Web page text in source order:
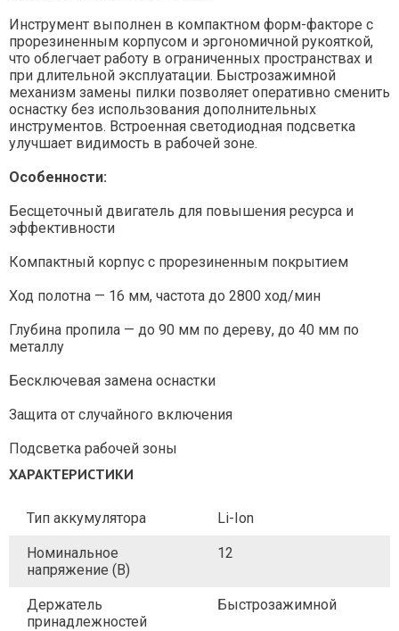
Инструмент выполнен в компактном форм-факторе с
прорезиненным корпусом и эргономичной рукояткой,
что облегчает работу в ограниченных пространствах и
при длительной эксплуатации. Быстрозажимной
механизм замены пилки позволяет оперативно сменить
оснастку без использования дополнительных
инструментов. Встроенная светодиодная подсветка
улучшает видимость в рабочей зоне.
Особенности:
Бесщеточный двигатель для повышения ресурса и
эффективности
Компактный корпус с прорезиненным покрытием
Ход полотна — 16 мм, частота до 2800 ход/мин
Глубина пропила — до 90 мм по дереву, до 40 мм по
металлу
Бесключевая замена оснастки
Защита от случайного включения
Подсветка рабочей зоны
ХАРАКТЕРИСТИКИ
Тип аккумулятора Li-Ion
Номинальное
напряжение (В)
12
Держатель
принадлежностей
Быстрозажимной